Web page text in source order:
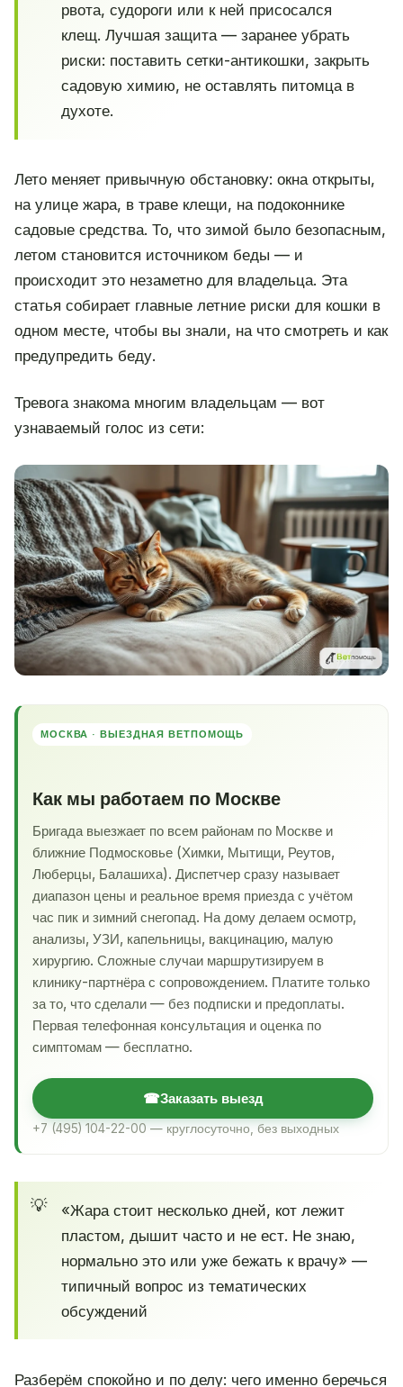
рвота, судороги или к ней присосался
клещ. Лучшая защита — заранее убрать
риски: поставить сетки-антикошки, закрыть
садовую химию, не оставлять питомца в
духоте.
Лето меняет привычную обстановку: окна открыты,
на улице жара, в траве клещи, на подоконнике
садовые средства. То, что зимой было безопасным,
летом становится источником беды — и
происходит это незаметно для владельца. Эта
статья собирает главные летние риски для кошки в
одном месте, чтобы вы знали, на что смотреть и как
предупредить беду.
Тревога знакома многим владельцам — вот
узнаваемый голос из сети:
МОСКВА · ВЫЕЗДНАЯ ВЕТПОМОЩЬ
Как мы работаем по Москве
Бригада выезжает по всем районам по Москве и
ближние Подмосковье (Химки, Мытищи, Реутов,
Люберцы, Балашиха). Диспетчер сразу называет
диапазон цены и реальное время приезда с учётом
час пик и зимний снегопад. На дому делаем осмотр,
анализы, УЗИ, капельницы, вакцинацию, малую
хирургию. Сложные случаи маршрутизируем в
клинику-партнёра с сопровождением. Платите только
за то, что сделали — без подписки и предоплаты.
Первая телефонная консультация и оценка по
симптомам — бесплатно.
☎Заказать выезд
+7 (495) 104-22-00 — круглосуточно, без выходных
«Жара стоит несколько дней, кот лежит
пластом, дышит часто и не ест. Не знаю,
нормально это или уже бежать к врачу» —
типичный вопрос из тематических
обсуждений
Разберём спокойно и по делу: чего именно беречься